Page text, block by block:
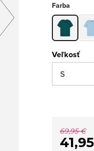
Farba
Veľkosť
69,95 €